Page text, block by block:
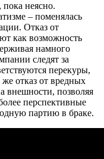
пока неясно.
– поменялась
Отказ от
как возможность
намного
следят за
перекуры,
отказ от вредных
внешности, позволяя
перспективные
партию в браке.